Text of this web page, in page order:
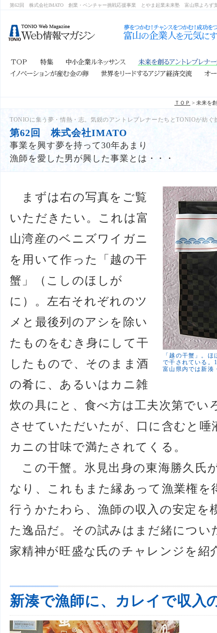
第62回 株式会社IMATO 創業・ベンチャー挑戦応援事業 とやま起業未来塾 富山県よろ
ＴＯＰ > 未来を
TONIOに集う夢・情熱・志。気鋭のアントレプレナーたちとTONIOが紡ぐ
第62回 株式会社IMATO
事業を興す夢を持って30年あまり
漁師を愛した男が興した事業とは・・・
「越の干蟹」。
で干されている。
富山県内では新湊
まずは右の写真をご覧
いただきたい。これは富
山湾産のベニズワイガニ
を用いて作った「越の干
蟹」（こしのほしが
に）。左右それぞれのツ
メと最後列のアシを除い
たものをむき身にして干
したもので、そのまま酒
の肴に、あるいはカニ雑
炊の具にと、食べ方は工夫次第でい
させていただいたが、口に含むと
カニの甘味で満たされてくる。
この干蟹。氷見出身の東海勝久氏
なり、これもまた縁あって漁業権を
行うかたわら、漁師の収入の安定を
た逸品だ。その試みはまだ緒につ
家精神が旺盛な氏のチャレンジを紹
新湊で漁師に、カレイで収入